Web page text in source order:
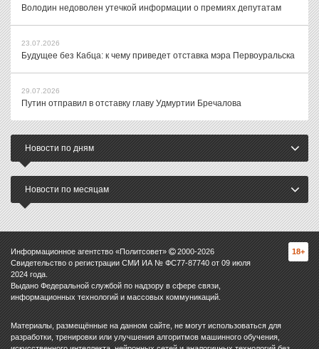
Володин недоволен утечкой информации о премиях депутатам
23.07.2026
Будущее без Кабца: к чему приведет отставка мэра Первоуральска
29.07.2026
Путин отправил в отставку главу Удмуртии Бречалова
Новости по дням
Новости по месяцам
Информационное агентство «Политсовет» 2000-2026
Свидетельство о регистрации СМИ ИА № ФС77-87740 от 09 июля
2024 года.
Выдано Федеральной службой по надзору в сфере связи,
информационных технологий и массовых коммуникаций.
18+
Материалы, размещённые на данном сайте, не могут использоваться для
разработки, тренировки или улучшения алгоритмов машинного обучения,